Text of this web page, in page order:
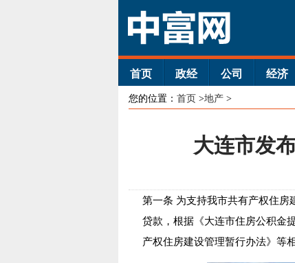
首页 政经 公司 经济
您的位置： 首页 >地产 >
大连市发
第一条 为支持我市共有产权住房
贷款，根据《大连市住房公积金
产权住房建设管理暂行办法》等